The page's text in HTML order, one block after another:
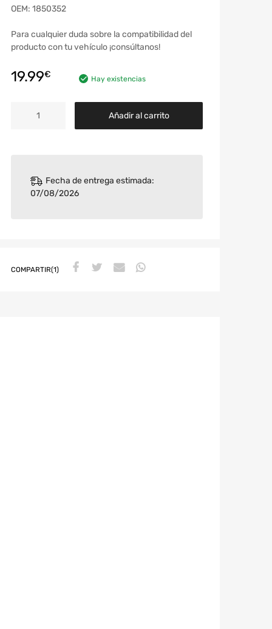
OEM: 1850352
Para cualquier duda sobre la compatibilidad del
producto con tu vehículo ¡consúltanos!
19.99€ Hay existencias
Añadir al carrito
Fecha de entrega estimada:
07/08/2026
COMPARTIR(1)